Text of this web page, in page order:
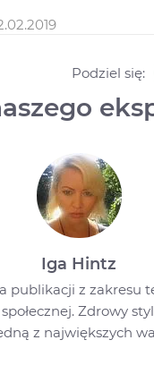
Podziel się:
Iga Hintz
publikacji z zakresu
Zdrowy
z największych